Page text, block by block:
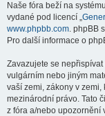
Naše fóra beží na
vydané pod licencí „
www.phpbb.com. phpBB
Pro další informace o
Zavazujete se
vulgárním nebo jiným
vaší zemi, zákony v zemi,
mezinárodní právo. Tato
z fóra a/nebo upozornění